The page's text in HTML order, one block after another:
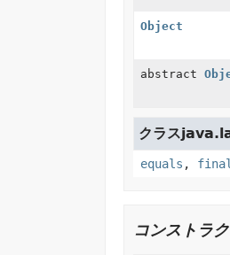
Object
abstract
クラス
equals ,
コンストラ